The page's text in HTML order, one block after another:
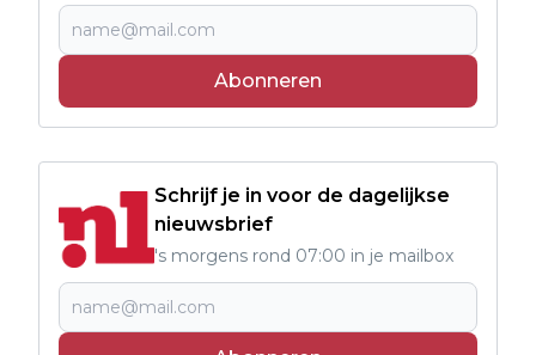
Abonneren
Schrijf je in voor de dagelijkse
nieuwsbrief
's morgens rond 07:00 in je mailbox